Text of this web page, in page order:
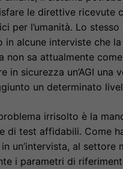
le direttive ricevute
per l’umanità. Lo stesso
in alcune interviste che
non sa attualmente
in sicurezza un’AGI una
un determinato
irrisolto è la
di test affidabili. Come
un’intervista, al settore
i parametri di